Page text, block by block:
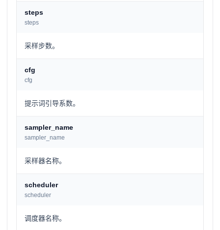
steps
steps
采样步数。
cfg
cfg
提示词引导系数。
sampler_name
sampler_name
采样器名称。
scheduler
scheduler
调度器名称。